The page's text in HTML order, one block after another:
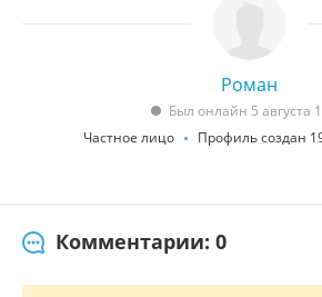
Роман
Был онлайн 5 августа
Частное лицо
Профиль создан
Комментарии: 0